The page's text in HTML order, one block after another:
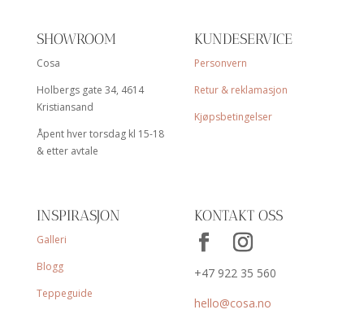
SHOWROOM
Cosa
Holbergs gate 34, 4614
Kristiansand
Åpent hver torsdag kl 15-18
& etter avtale
KUNDESERVICE
Personvern
Retur & reklamasjon
Kjøpsbetingelser
INSPIRASJON
Galleri
Blogg
Teppeguide
KONTAKT OSS
+47 922 35 560
hello@cosa.no